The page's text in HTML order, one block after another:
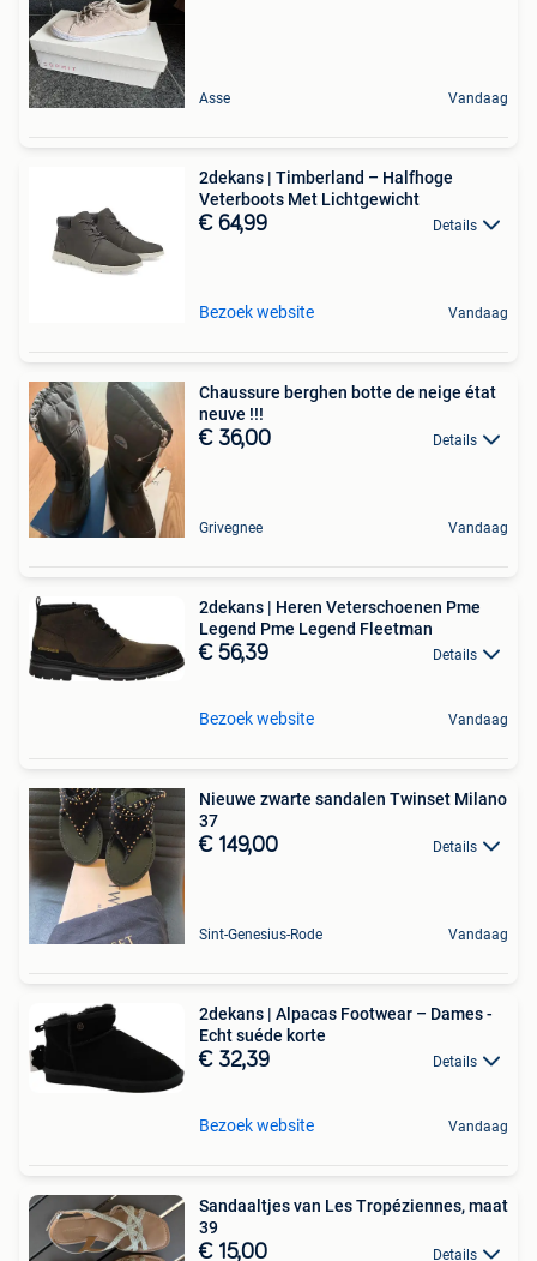
Asse Vandaag
2dekans | Timberland – Halfhoge
Veterboots Met Lichtgewicht
€ 64,99 Details
Bezoek website Vandaag
Chaussure berghen botte de neige état
neuve !!!
€ 36,00 Details
Grivegnee Vandaag
2dekans | Heren Veterschoenen Pme
Legend Pme Legend Fleetman
€ 56,39 Details
Bezoek website Vandaag
Nieuwe zwarte sandalen Twinset Milano
37
€ 149,00 Details
Sint-Genesius-Rode Vandaag
2dekans | Alpacas Footwear – Dames -
Echt suéde korte
€ 32,39 Details
Bezoek website Vandaag
Sandaaltjes van Les Tropéziennes, maat
39 ️
€ 15,00 Details